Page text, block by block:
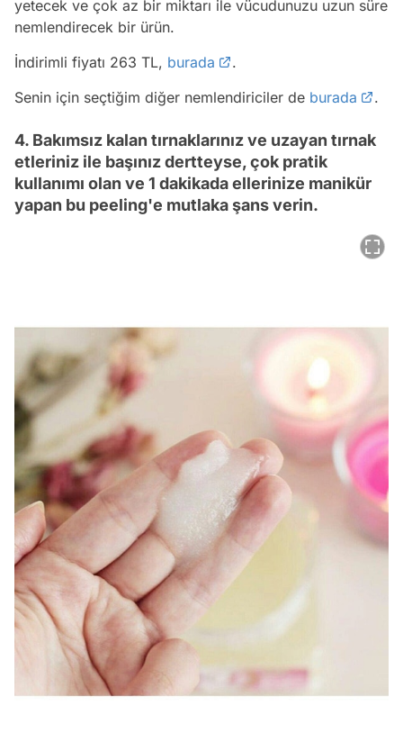
yetecek ve çok az bir miktarı ile vücudunuzu uzun süre
nemlendirecek bir ürün.
İndirimli fiyatı 263 TL, burada
.
Senin için seçtiğim diğer nemlendiriciler de burada .
4. Bakımsız kalan tırnaklarınız ve uzayan tırnak
etleriniz ile başınız dertteyse, çok pratik
kullanımı olan ve 1 dakikada ellerinize manikür
yapan bu peeling'e mutlaka şans verin.